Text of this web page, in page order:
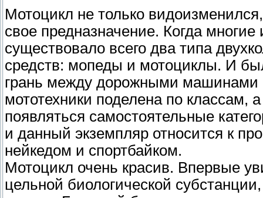
Мотоцикл не только
свое предназначение. Когда
существовало всего два типа
средств: мопеды и мотоциклы. И
грань между дорожными машинами
мототехники поделена по классам,
появляться самостоятельные
и данный экземпляр относится к
нейкедом и спортбайком.
Мотоцикл очень красив. Впервые
цельной биологической